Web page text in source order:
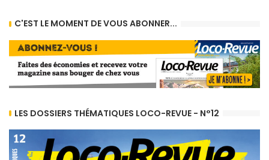
C'EST LE MOMENT DE VOUS ABONNER...
LES DOSSIERS THÉMATIQUES LOCO-REVUE - N°12